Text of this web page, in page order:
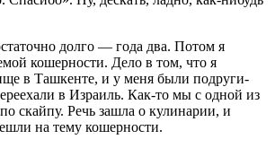
долго — года два. Потом я
кошерности. Дело в том, что я
в Ташкенте, и у меня были подруги-
в Израиль. Как-то мы с одной из
скайпу. Речь зашла о кулинарии, и
на тему кошерности.